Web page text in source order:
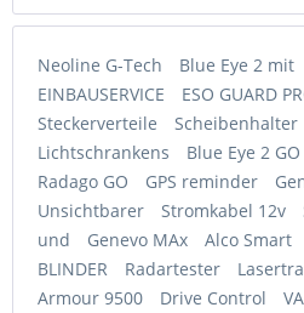
Neoline G-Tech Blue Eye 2 mit
EINBAUSERVICE
ESO GUARD
Steckerverteile
Scheibenhalter
Lichtschrankens
Blue Eye 2 GO
Radago GO
GPS reminder
Unsichtbarer
Stromkabel 12v
und
Genevo MAx Alco Smart
BLINDER
Radartester
Armour 9500
Drive Control